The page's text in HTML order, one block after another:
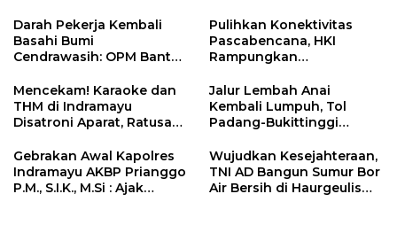
Net Zero Emission 2060
Pemeriksaan Kesehatan
Rutin dan Edukasi
Perawatan Gigi
Darah Pekerja Kembali
Basahi Bumi
Cendrawasih: OPM Bantai
di Tolikara!
Pulihkan Konektivitas
Pascabencana, HKI
Rampungkan
Lembah Anai dan Malalak
Mencekam! Karaoke dan
THM di Indramayu
Disatroni Aparat, Ratusan
Dites Urine!
Jalur Lembah Anai
Kembali Lumpuh, Tol
Padang-Bukittinggi
Strategis
Gebrakan Awal Kapolres
Indramayu AKBP Prianggo
P.M., S.I.K., M.Si : Ajak
Wujudkan Kesejahteraan,
TNI AD Bangun Sumur Bor
Air Bersih di Haurgeulis